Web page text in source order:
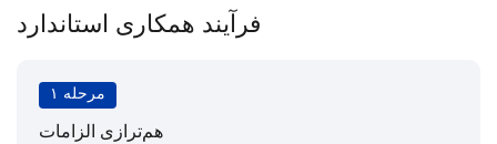
فرآیند همکاری استاندارد
مرحله ۱
هم‌ترازی الزامات